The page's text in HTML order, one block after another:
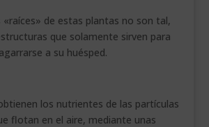
«raíces» de estas plantas no son tal,
que solamente sirven para
agarrarse a su huésped.
los nutrientes de las partículas
flotan en el aire, mediante unas